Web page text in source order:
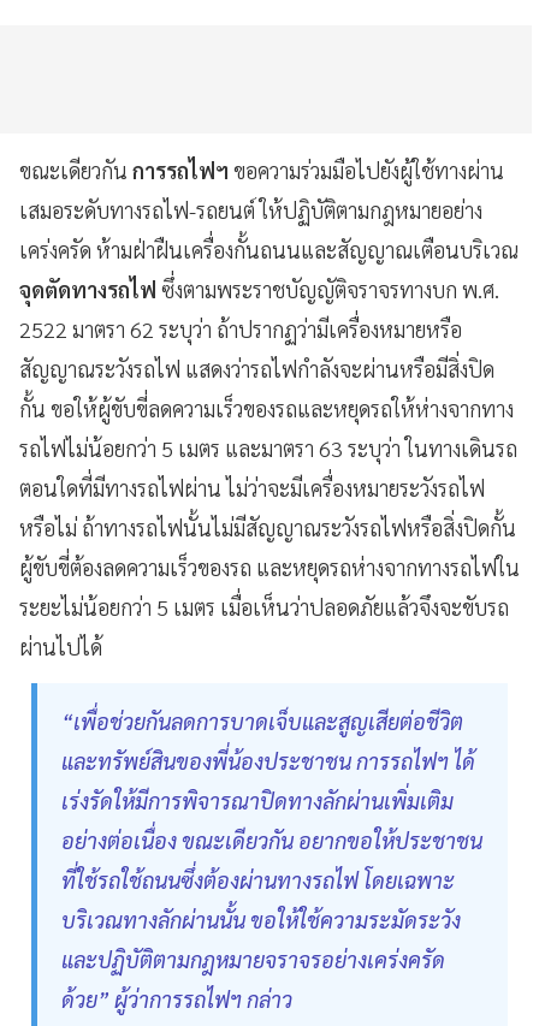
ขณะเดียวกัน การรถไฟฯ ขอความร่วมมือไปยังผู้ใช้ทางผ่าน
เสมอระดับทางรถไฟ-รถยนต์ ให้ปฏิบัติตามกฎหมายอย่าง
เคร่งครัด ห้ามฝ่าฝืนเครื่องกั้นถนนและสัญญาณเตือนบริเวณ
จุดตัดทางรถไฟ ซึ่งตามพระราชบัญญัติจราจรทางบก พ.ศ.
2522 มาตรา 62 ระบุว่า ถ้าปรากฏว่ามีเครื่องหมายหรือ
สัญญาณระวังรถไฟ แสดงว่ารถไฟกำลังจะผ่านหรือมีสิ่งปิด
กั้น ขอให้ผู้ขับขี่ลดความเร็วของรถและหยุดรถให้ห่างจากทาง
รถไฟไม่น้อยกว่า 5 เมตร และมาตรา 63 ระบุว่า ในทางเดินรถ
ตอนใดที่มีทางรถไฟผ่าน ไม่ว่าจะมีเครื่องหมายระวังรถไฟ
หรือไม่ ถ้าทางรถไฟนั้นไม่มีสัญญาณระวังรถไฟหรือสิ่งปิดกั้น
ผู้ขับขี่ต้องลดความเร็วของรถ และหยุดรถห่างจากทางรถไฟใน
ระยะไม่น้อยกว่า 5 เมตร เมื่อเห็นว่าปลอดภัยแล้วจึงจะขับรถ
ผ่านไปได้
“เพื่อช่วยกันลดการบาดเจ็บและสูญเสียต่อชีวิต
และทรัพย์สินของพี่น้องประชาชน การรถไฟฯ ได้
เร่งรัดให้มีการพิจารณาปิดทางลักผ่านเพิ่มเติม
อย่างต่อเนื่อง ขณะเดียวกัน อยากขอให้ประชาชน
ที่ใช้รถใช้ถนนซึ่งต้องผ่านทางรถไฟ โดยเฉพาะ
บริเวณทางลักผ่านนั้น ขอให้ใช้ความระมัดระวัง
และปฏิบัติตามกฎหมายจราจรอย่างเคร่งครัด
ด้วย” ผู้ว่าการรถไฟฯ กล่าว